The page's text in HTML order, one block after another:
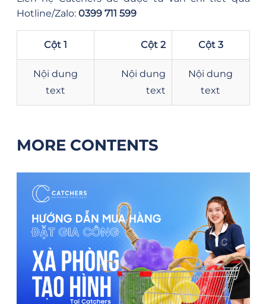
Hotline/Zalo: 0399 711 599
Cột 1 Cột 2 Cột 3
Nội dung
text
Nội dung
text
Nội dung
text
MORE CONTENTS